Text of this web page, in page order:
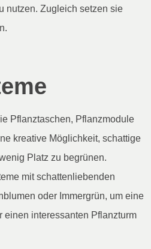
nutzen. Zugleich setzen sie
Pflanztaschen, Pflanzmodule
kreative Möglichkeit, schattige
Platz zu begrünen.
mit schattenliebenden
oder Immergrün, um eine
einen interessanten Pflanzturm